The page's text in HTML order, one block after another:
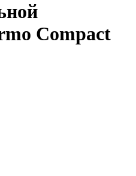
Compact